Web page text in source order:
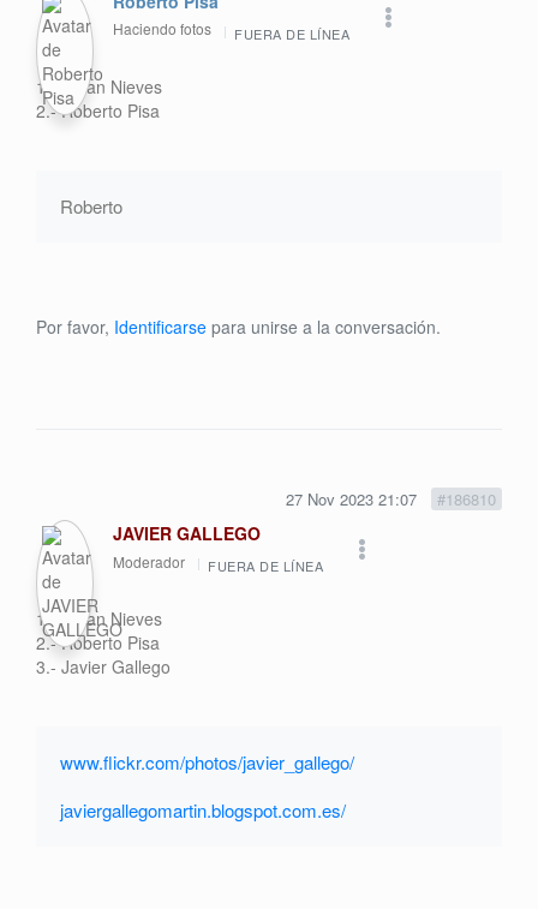
Haciendo fotos FUERA DE LÍNEA
1.- Julian Nieves
2.- Roberto Pisa
Roberto
Por favor, Identificarse para unirse a la conversación.
27 Nov 2023 21:07 #186810
JAVIER GALLEGO
Moderador FUERA DE LÍNEA
1.- Julian Nieves
2.- Roberto Pisa
3.- Javier Gallego
www.flickr.com/photos/javier_gallego/
javiergallegomartin.blogspot.com.es/